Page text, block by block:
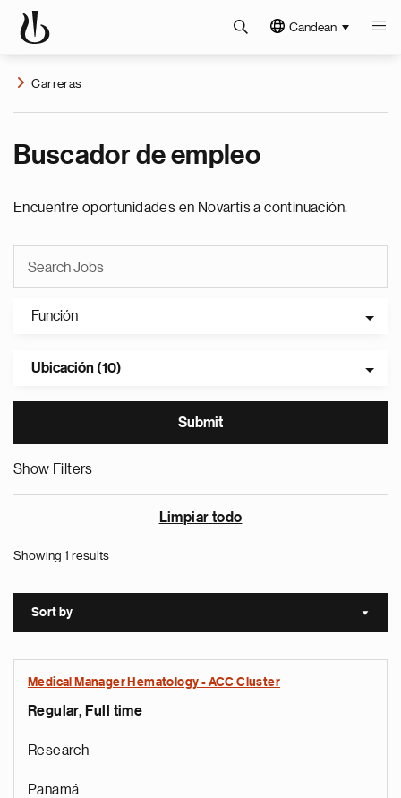
Candean
Carreras
Buscador de empleo
Encuentre oportunidades en Novartis a continuación.
Función
Ubicación (10)
Show Filters
Limpiar todo
Showing 1 results
Sort by Sort
Medical Manager Hematology - ACC Cluster
Regular, Full time
Research
Panamá